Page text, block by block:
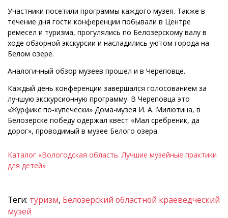
Участники посетили программы каждого музея. Также в
течение дня гости конференции побывали в Центре
ремесел и туризма, прогулялись по Белозерскому валу в
ходе обзорной экскурсии и насладились уютом города на
Белом озере.
Аналогичный обзор музеев прошел и в Череповце.
Каждый день конференции завершался голосованием за
лучшую экскурсионную программу. В Череповца это
«Журфикс по-купечески» Дома-музея И. А. Милютина, в
Белозерске победу одержал квест «Мал сребреник, да
дорог», проводимый в музее Белого озера.
Каталог «Вологодская область. Лучшие музейные практики
для детей»
Теги: туризм, Белозерский областной краеведческий
музей